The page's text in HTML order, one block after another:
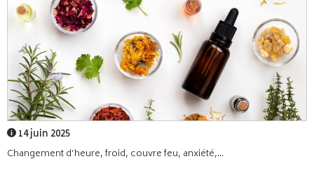
14 juin 2025
Changement d’heure, froid, couvre feu, anxiété,...